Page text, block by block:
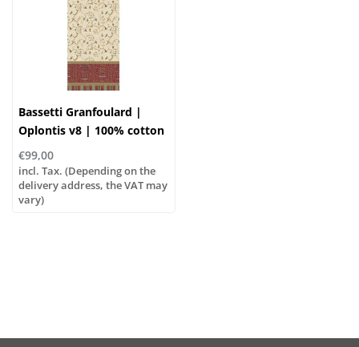
Bassetti Granfoulard |
Oplontis v8 | 100% cotton
€99,00
incl. Tax. (Depending on the
delivery address, the VAT may
vary)